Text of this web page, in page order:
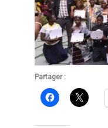
Partager :